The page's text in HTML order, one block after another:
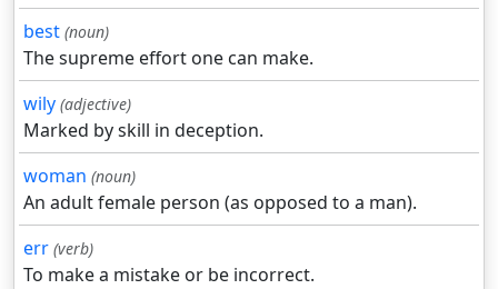
best (noun)
The supreme effort one can make.
wily (adjective)
Marked by skill in deception.
woman (noun)
An adult female person (as opposed to a man).
err (verb)
To make a mistake or be incorrect.